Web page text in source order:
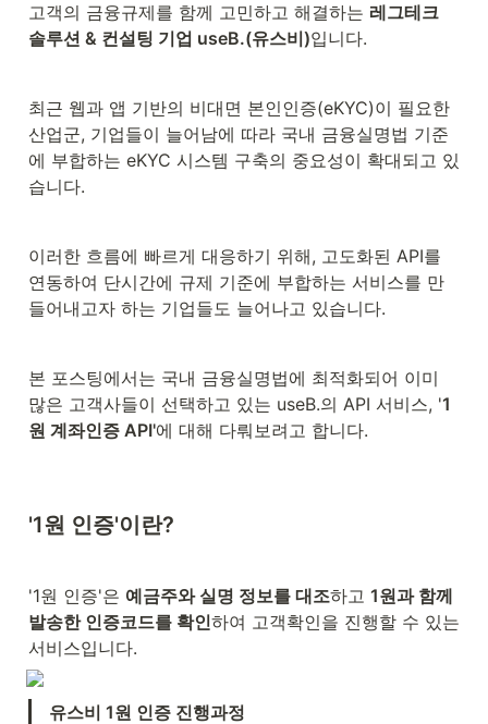
고객의 금융규제를 함께 고민하고 해결하는 레그테크
솔루션 & 컨설팅 기업 useB.(유스비)입니다.
최근 웹과 앱 기반의 비대면 본인인증(eKYC)이 필요한
산업군, 기업들이 늘어남에 따라 국내 금융실명법 기준
에 부합하는 eKYC 시스템 구축의 중요성이 확대되고 있
습니다.
이러한 흐름에 빠르게 대응하기 위해, 고도화된 API를
연동하여 단시간에 규제 기준에 부합하는 서비스를 만
들어내고자 하는 기업들도 늘어나고 있습니다.
본 포스팅에서는 국내 금융실명법에 최적화되어 이미
많은 고객사들이 선택하고 있는 useB.의 API 서비스, '1
원 계좌인증 API'에 대해 다뤄보려고 합니다.
'1원 인증'이란?
'1원 인증'은 예금주와 실명 정보를 대조하고 1원과 함께
발송한 인증코드를 확인하여 고객확인을 진행할 수 있는
서비스입니다.
유스비 1원 인증 진행과정